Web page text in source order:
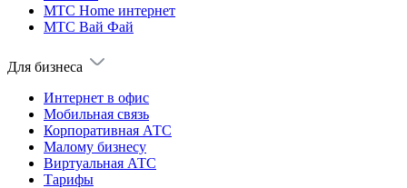
МТС Home интернет
МТС Вай Фай
Для бизнеса
Интернет в офис
Мобильная связь
Корпоративная АТС
Малому бизнесу
Виртуальная АТС
Тарифы